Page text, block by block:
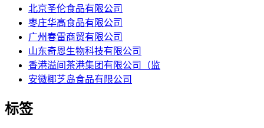
北京圣伦食品有限公司
枣庄华高食品有限公司
广州春雷商贸有限公司
山东奇恩生物科技有限公司
香港溢间茶港集团有限公司（监
安徽椰芝岛食品有限公司
标签